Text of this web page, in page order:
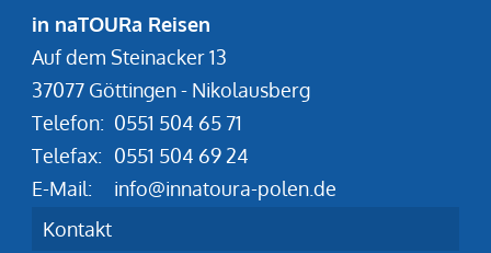
in naTOURa Reisen
Auf dem Steinacker 13
37077 Göttingen - Nikolausberg
Telefon: 0551 504 65 71
Telefax: 0551 504 69 24
E-Mail:
info@innatoura-polen.de
Kontakt